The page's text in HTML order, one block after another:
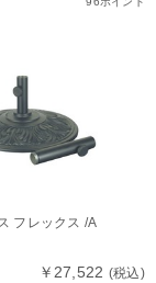
フレックス /A
￥27,522 (税込)